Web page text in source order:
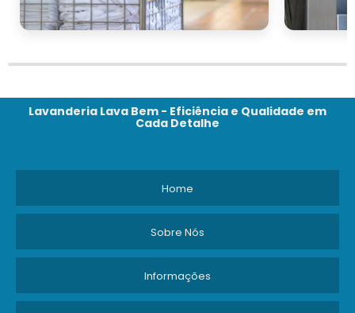
Lavanderia Lava Bem - Eficiência e Qualidade em
Cada Detalhe
Home
Sobre Nós
Informações